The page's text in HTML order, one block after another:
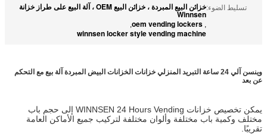
تسليط الضوء: خزائن البيع المبردة ، خزائن البيع OEM ، آلة البيع على طراز خزانة
Winnsen
,
oem vending lockers
,
winnsen locker style vending machine
وينسن آلي 24 ساعة التبريد المنزلي خزانات الخزانات البيض المبردة آلة بيع مع التحكم
عن بعد
يمكن تخصيص خزانات WINNSEN 24 Hours Vending إلى حجم باب
مختلف وكمية باب مختلفة وألوان مختلفة لتركيب جميع الأماكن العامة
تقريبًا.